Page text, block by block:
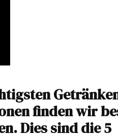
finden wir
Dies sind die 5